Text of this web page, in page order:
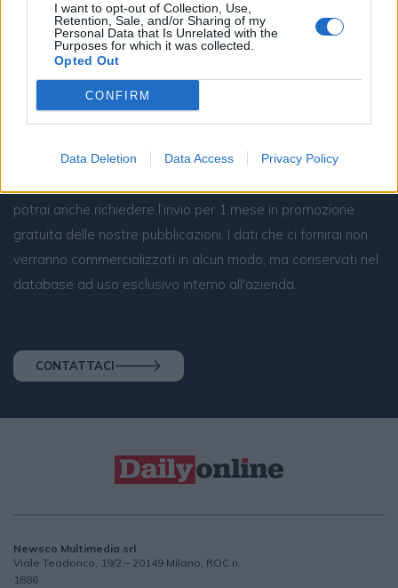
I want to opt-out of Collection, Use,
Retention, Sale, and/or Sharing of my
Personal Data that Is Unrelated with the
Purposes for which it was collected.
Opted Out
CONFIRM
Data Deletion Data Access Privacy Policy
Resta connesso
potrai anche richiedere l’invio per 1 mese in promozione
gratuita delle nostre pubblicazioni. I dati che ci fornirai non
verranno commercializzati in alcun modo, ma conservati nel
database ad uso esclusivo interno all'azienda.
CONTATTACI
Newsco Multimedia srl
Viale Teodorico, 19/2 – 20149 Milano, ROC n.
1886